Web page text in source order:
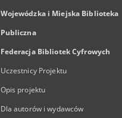
Wojewódzka i Miejska Biblioteka
Publiczna
Federacja Bibliotek Cyfrowych
Uczestnicy Projektu
Opis projektu
Dla autorów i wydawców